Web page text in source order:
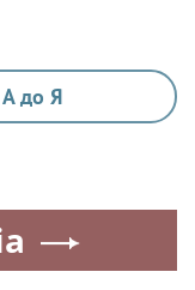
А до Я